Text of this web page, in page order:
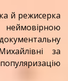
й режисерка
за